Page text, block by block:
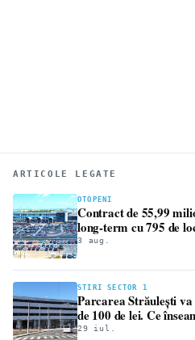
ARTICOLE LEGATE
OTOPENI
Contract de 55,99
long-term cu 795 de
3 aug.
STIRI SECTOR 1
Parcarea Străulești
de 100 de lei. Ce
29 iul.